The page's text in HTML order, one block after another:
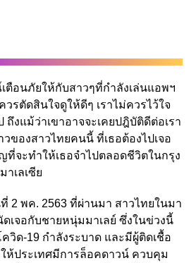
ตือนภัยให้กับสาวๆที่กำลังเล่นแอพฯ
รตัดสินใจดูให้ดีๆ เราไม่ควรไว้ใจ
งแม้ว่าเขาอาจจะเคยปฎิบัติดีต่อเรา
วของสาวไทยคนนี้ ที่เธอต้องไปเจอ
จะทำให้เธอจำไปตลอดชีวิตในกรุง
าเลเซีย
ที่ 2 พค. 2563 ที่ผ่านมา สาวไทยในมา
เจอกับชายหนุ่มมาเลย์ ซึ่งในข่วงนี้
วิด-19 กำลังระบาด และมีผู้ติดเชื้อ
ห้ประเทศมีการล็อคดาวน์ ควบคุม